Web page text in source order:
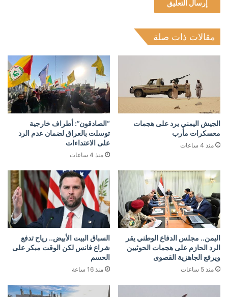
مقالات ذات صلة
الجيش اليمني يرد على هجمات
معسكرات مأرب
منذ 4 ساعات
“الصادقون”: أطراف خارجية
توسلت بالعراق لضمان عدم الرد
على الاعتداءات
منذ 4 ساعات
اليمن.. مجلس الدفاع الوطني يقر
الرد الحازم على هجمات الحوثيين
ويرفع الجاهزية القصوى
منذ 5 ساعات
السباق البيت الأبيض.. رياح تدفع
شراع فانس لكن الوقت مبكر على
الحسم
منذ 16 ساعة